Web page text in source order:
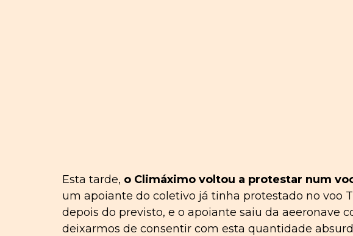
Esta tarde, o Climáximo voltou a protestar num
um apoiante do coletivo já tinha protestado no voo
depois do previsto, e o apoiante saiu da aeeronave
deixarmos de consentir com esta quantidade